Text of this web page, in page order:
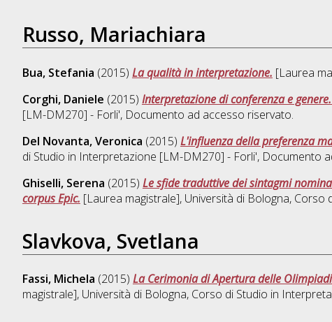
Russo, Mariachiara
Bua, Stefania (2015) La qualità in interpretazione. [Laurea
Corghi, Daniele (2015) Interpretazione di conferenza e
[LM-DM270] - Forli', Documento ad accesso riservato.
Del Novanta, Veronica (2015) L'influenza della preferenza
di Studio in Interpretazione [LM-DM270] - Forli', Documento
Ghiselli, Serena (2015) Le sfide traduttive dei sintagmi
corpus Epic. [Laurea magistrale], Università di Bologna, Corso
Slavkova, Svetlana
Fassi, Michela (2015) La Cerimonia di Apertura delle
magistrale], Università di Bologna, Corso di Studio in